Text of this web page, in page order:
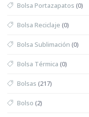
Bolsa Portazapatos (0)
Bolsa Reciclaje (0)
Bolsa Sublimación (0)
Bolsa Térmica (0)
Bolsas (217)
Bolso (2)